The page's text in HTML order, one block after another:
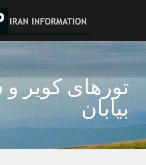
تورهای کویر
بیابان